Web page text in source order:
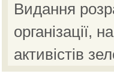
Видання
організації,
активістів